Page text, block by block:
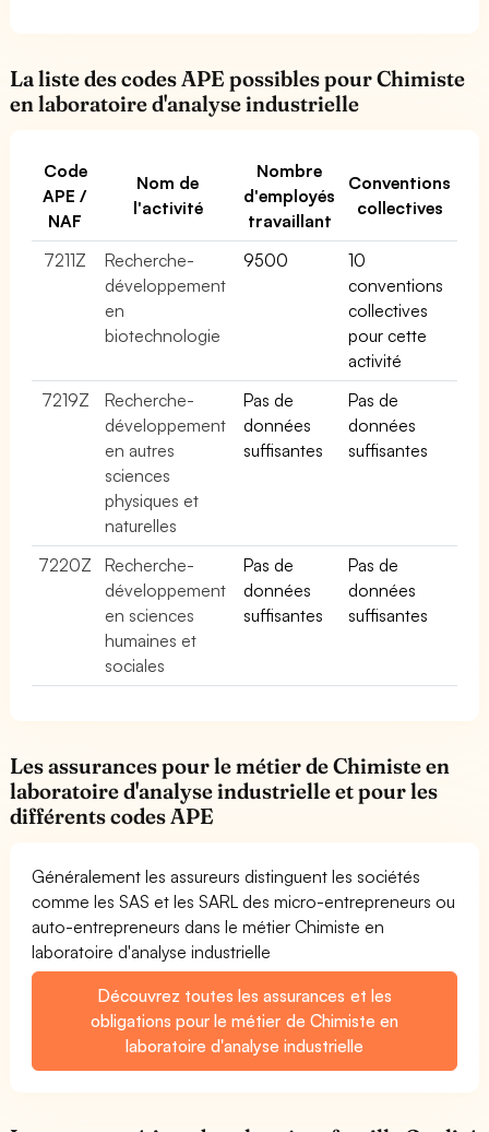
La liste des codes APE possibles pour Chimiste
en laboratoire d'analyse industrielle
Code
APE /
NAF
Nom de
l'activité
Nombre
d'employés
travaillant
Conventions
collectives
7211Z
Recherche-
développement
en
biotechnologie
9500
10
conventions
collectives
pour cette
activité
7219Z
Recherche-
développement
en autres
sciences
physiques et
naturelles
Pas de
données
suffisantes
Pas de
données
suffisantes
7220Z
Recherche-
développement
en sciences
humaines et
sociales
Pas de
données
suffisantes
Pas de
données
suffisantes
Les assurances pour le métier de Chimiste en
laboratoire d'analyse industrielle et pour les
différents codes APE
Généralement les assureurs distinguent les sociétés
comme les SAS et les SARL des micro-entrepreneurs ou
auto-entrepreneurs dans le métier Chimiste en
laboratoire d'analyse industrielle
Découvrez toutes les assurances et les
obligations pour le métier de Chimiste en
laboratoire d'analyse industrielle